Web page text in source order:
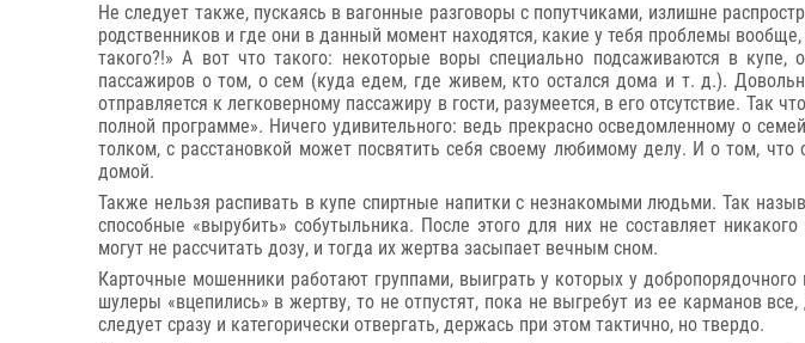
Не следует также, пускаясь в вагонные разговоры с попутчиками, излишне
родственников и где они в данный момент находятся, какие у тебя проблемы
такого?!» А вот что такого: некоторые воры специально подсаживаются в
пассажиров о том, о сем (куда едем, где живем, кто остался дома и т. д.).
отправляется к легковерному пассажиру в гости, разумеется, в его отсутствие.
полной программе». Ничего удивительного: ведь прекрасно осведомленному о
толком, с расстановкой может посвятить себя своему любимому делу. И о том,
домой.
Также нельзя распивать в купе спиртные напитки с незнакомыми людьми. Так
способные «вырубить» собутыльника. После этого для них не составляет
могут не рассчитать дозу, и тогда их жертва засыпает вечным сном.
Карточные мошенники работают группами, выиграть у которых у
шулеры «вцепились» в жертву, то не отпустят, пока не выгребут из ее карманов
следует сразу и категорически отвергать, держась при этом тактично, но твердо.